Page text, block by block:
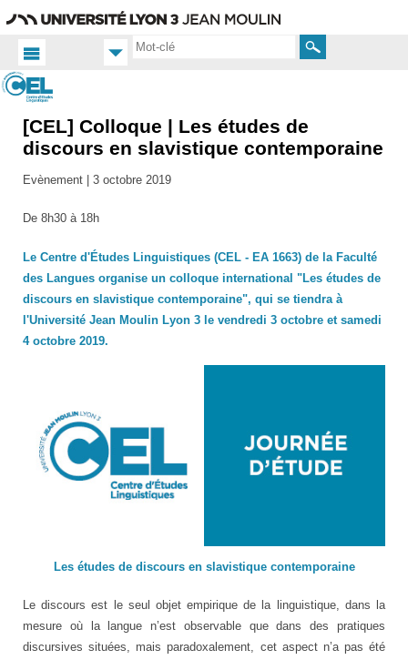
Rechercher
Accueil FR
Actualités
[CEL] Colloque | Les études de
discours en slavistique contemporaine
Evènement | 3 octobre 2019
De 8h30 à 18h
Le Centre d'Études Linguistiques (CEL - EA 1663) de la Faculté
des Langues organise un colloque international "Les études de
discours en slavistique contemporaine", qui se tiendra à
l'Université Jean Moulin Lyon 3 le vendredi 3 octobre et samedi
4 octobre 2019.
Les études de discours en slavistique contemporaine
Le discours est le seul objet empirique de la linguistique, dans la
mesure où la langue n’est observable que dans des pratiques
discursives situées, mais paradoxalement, cet aspect n’a pas été